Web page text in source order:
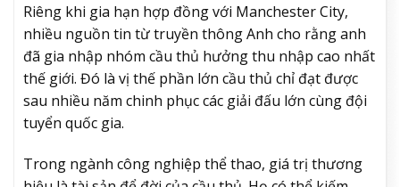
Riêng khi gia hạn hợp đồng với Manchester City,
nhiều nguồn tin từ truyền thông Anh cho rằng anh
đã gia nhập nhóm cầu thủ hưởng thu nhập cao nhất
thế giới. Đó là vị thế phần lớn cầu thủ chỉ đạt được
sau nhiều năm chinh phục các giải đấu lớn cùng đội
tuyển quốc gia.
Trong ngành công nghiệp thể thao, giá trị thương